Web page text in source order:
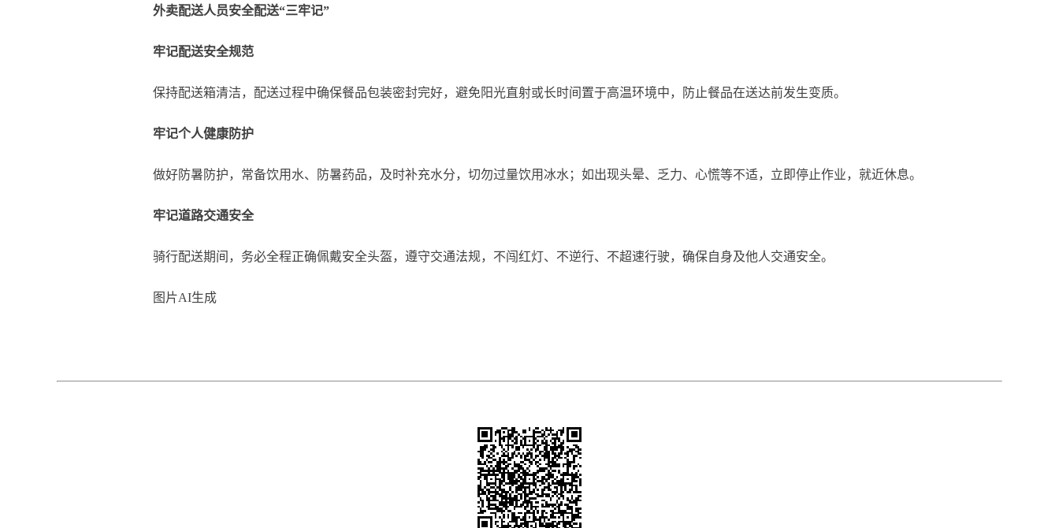
外卖配送人员安全配送“三牢记”
牢记配送安全规范
保持配送箱清洁，配送过程中确保餐品包装密封完好，避免阳光直射或长时间置于高温环境中，防止餐品在送达前发生变质。
牢记个人健康防护
做好防暑防护，常备饮用水、防暑药品，及时补充水分，切勿过量饮用冰水；如出现头晕、乏力、心慌等不适，立即停止作业，就近休息。
牢记道路交通安全
骑行配送期间，务必全程正确佩戴安全头盔，遵守交通法规，不闯红灯、不逆行、不超速行驶，确保自身及他人交通安全。
图片AI生成